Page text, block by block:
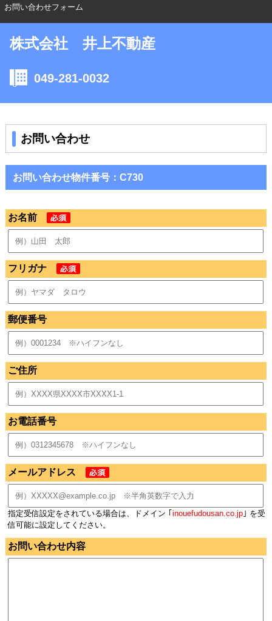
お問い合わせフォーム
株式会社 井上不動産
049-281-0032
お問い合わせ
お問い合わせ物件番号：C730
お名前
フリガナ
郵便番号
ご住所
お電話番号
メールアドレス
指定受信設定をされている場合は、ドメイン ｢inouefudousan.co.jp｣ を受
信可能に設定してください。
お問い合わせ内容